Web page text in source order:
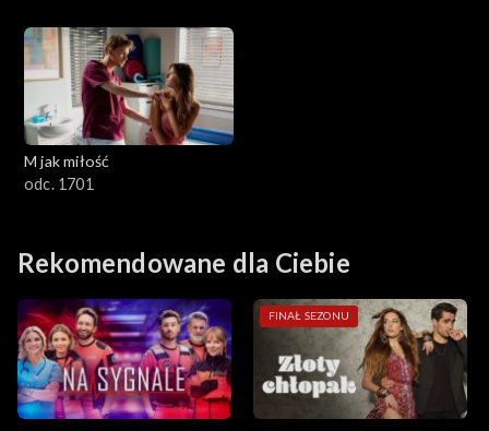
M jak miłość
odc. 1701
Rekomendowane dla Ciebie
FINAŁ SEZONU